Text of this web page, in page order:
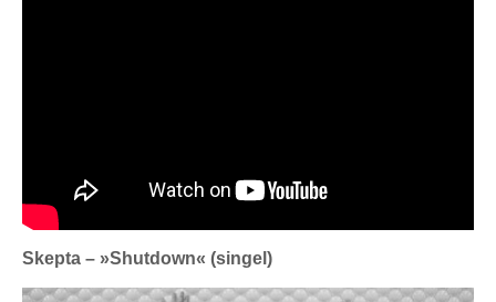
Skepta – »Shutdown« (singel)